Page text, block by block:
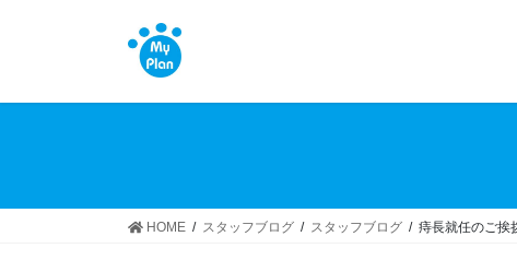
HOME スタッフブログ スタッフブログ 痔長就任のご挨